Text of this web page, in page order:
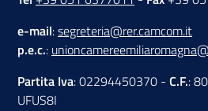
e-mail:segreteria@rer.camcom.it
p.e.c.:
Partita Iva: 02294450370 - C.F.:
UFUS8I